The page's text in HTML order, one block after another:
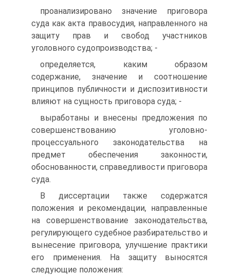
проанализировано значение приговора
суда как акта правосудия, направленного на
защиту прав и свобод участников
уголовного судопроизводства; -
определяется, каким образом
содержание, значение и соотношение
принципов публичности и диспозитивности
влияют на сущность приговора суда; -
выработаны и внесены предложения по
совершенствованию уголовно-
процессуального законодательства на
предмет обеспечения законности,
обоснованности, справедливости приговора
суда.
В диссертации также содержатся
положения и рекомендации, направленные
на совершенствование законодательства,
регулирующего судебное разбирательство и
вынесение приговора, улучшение практики
его применения. На защиту выносятся
следующие положения: